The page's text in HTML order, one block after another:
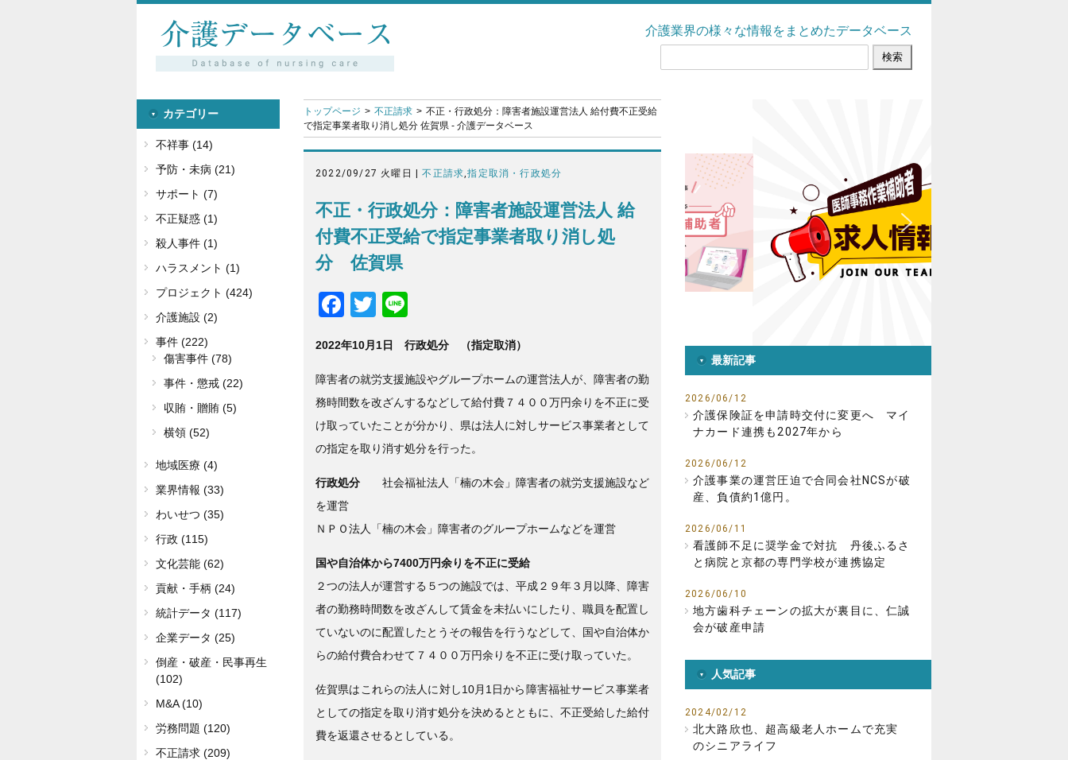
介護業界の様々な情報をまとめたデータベース
トップページ 不正請求
不正・行政処分：障害者施設運営法人 給付費不正受給
で指定事業者取り消し処分 佐賀県 - 介護データベース
2022/09/27 火曜日 |不正請求,指定取消・行政処分
不正・行政処分：障害者施設運営法人 給
付費不正受給で指定事業者取り消し処
分 佐賀県
F
c
e
b
o
o
k
T
tt
er
e
2022年10月1日 行政処分 （指定取消）
障害者の就労支援施設やグループホームの運営法人が、障害者の勤
務時間数を改ざんするなどして給付費７４００万円余りを不正に受
け取っていたことが分かり、県は法人に対しサービス事業者として
の指定を取り消す処分を行った。
行政処分 社会福祉法人「楠の木会」障害者の就労支援施設など
を運営
ＮＰＯ法人「楠の木会」障害者のグループホームなどを運営
国や自治体から7400万円余りを不正に受給
２つの法人が運営する５つの施設では、平成２９年３月以降、障害
者の勤務時間数を改ざんして賃金を未払いにしたり、職員を配置し
ていないのに配置したとうその報告を行うなどして、国や自治体か
らの給付費合わせて７４００万円余りを不正に受け取っていた。
佐賀県はこれらの法人に対し10月1日から障害福祉サービス事業者
としての指定を取り消す処分を決めるとともに、不正受給した給付
費を返還させるとしている。
最新記事
2026/06/12
介護保険証を申請時交付に変更へ マイ
ナカード連携も2027年から
2026/06/12
介護事業の運営圧迫で合同会社NCSが破
産、負債約1億円。
2026/06/11
看護師不足に奨学金で対抗 丹後ふるさ
と病院と京都の専門学校が連携協定
2026/06/10
地方歯科チェーンの拡大が裏目に、仁誠
会が破産申請
人気記事
2024/02/12
北大路欣也、超高級老人ホームで充実
のシニアライフ
カテゴリー
不祥事 (14)
予防・未病 (21)
サポート (7)
不正疑惑 (1)
殺人事件 (1)
ハラスメント (1)
プロジェクト (424)
介護施設 (2)
事件 (222)
傷害事件 (78)
事件・懲戒 (22)
収賄・贈賄 (5)
横領 (52)
地域医療 (4)
業界情報 (33)
わいせつ (35)
行政 (115)
文化芸能 (62)
貢献・手柄 (24)
統計データ (117)
企業データ (25)
倒産・破産・民事再生
(102)
M&A (10)
労務問題 (120)
不正請求 (209)